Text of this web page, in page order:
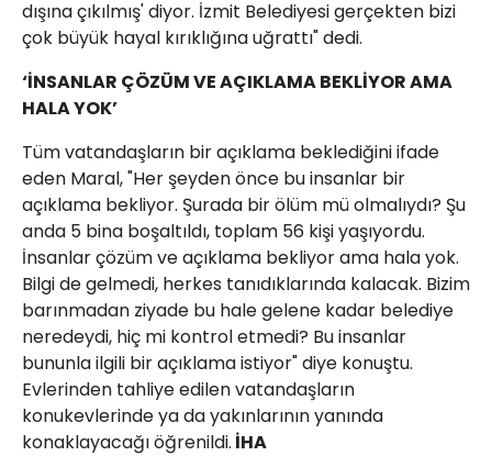
dışına çıkılmış' diyor. İzmit Belediyesi gerçekten bizi
çok büyük hayal kırıklığına uğrattı" dedi.
‘İNSANLAR ÇÖZÜM VE AÇIKLAMA BEKLİYOR AMA
HALA YOK’
Tüm vatandaşların bir açıklama beklediğini ifade
eden Maral, "Her şeyden önce bu insanlar bir
açıklama bekliyor. Şurada bir ölüm mü olmalıydı? Şu
anda 5 bina boşaltıldı, toplam 56 kişi yaşıyordu.
İnsanlar çözüm ve açıklama bekliyor ama hala yok.
Bilgi de gelmedi, herkes tanıdıklarında kalacak. Bizim
barınmadan ziyade bu hale gelene kadar belediye
neredeydi, hiç mi kontrol etmedi? Bu insanlar
bununla ilgili bir açıklama istiyor" diye konuştu.
Evlerinden tahliye edilen vatandaşların
konukevlerinde ya da yakınlarının yanında
konaklayacağı öğrenildi. İHA